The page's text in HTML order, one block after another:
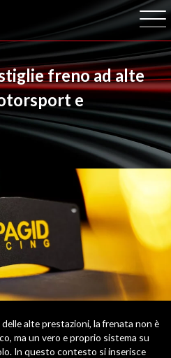
freno ad alte
e
alte prestazioni, la frenata non è
ma un vero e proprio sistema su
In questo contesto si inserisce